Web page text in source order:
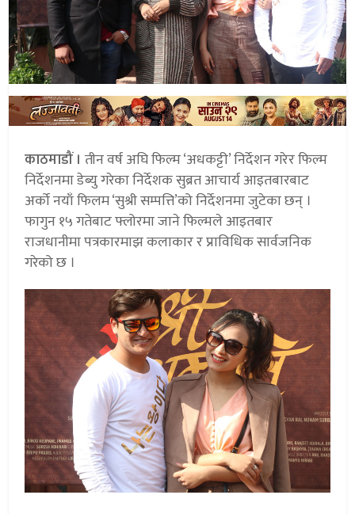
काठमाडौं । तीन वर्ष अघि फिल्म ‘अधकट्टी’ निर्देशन गरेर फिल्म
निर्देशनमा डेब्यु गरेका निर्देशक सुब्रत आचार्य आइतबारबाट
अर्को नयाँ फिलम ‘सुश्री सम्पत्ति’को निर्देशनमा जुटेका छन् ।
फागुन १५ गतेबाट फ्लोरमा जाने फिल्मले आइतबार
राजधानीमा पत्रकारमाझ कलाकार र प्राविधिक सार्वजनिक
गरेको छ ।